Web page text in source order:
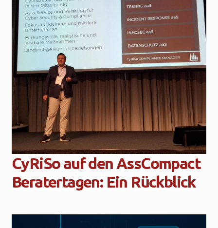
CyRiSo auf den AssCompact
Beratertagen: Ein Rückblick